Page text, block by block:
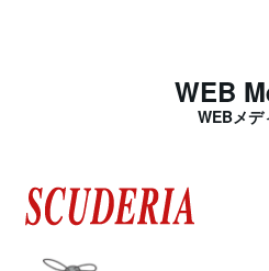
WEB
WEBメデ